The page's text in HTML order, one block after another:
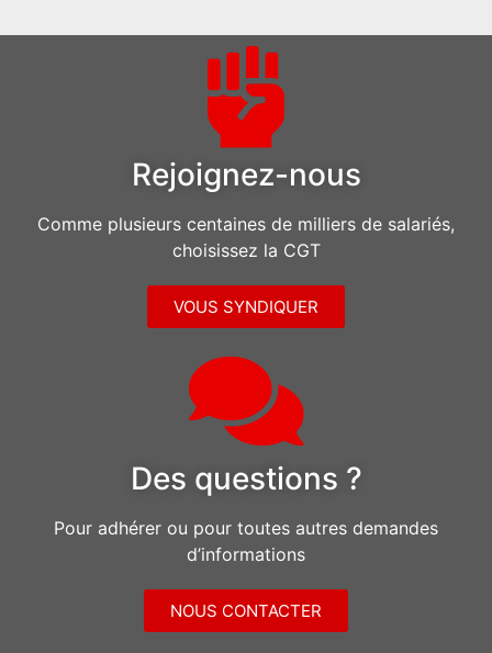
Rejoignez-nous
Comme plusieurs centaines de milliers de salariés,
choisissez la CGT
VOUS SYNDIQUER
Des questions ?
Pour adhérer ou pour toutes autres demandes
d’informations
NOUS CONTACTER